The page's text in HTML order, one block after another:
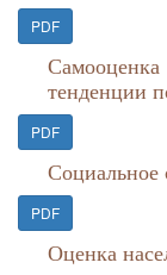
PDF
тенденции
PDF
Социальное
PDF
Оценка